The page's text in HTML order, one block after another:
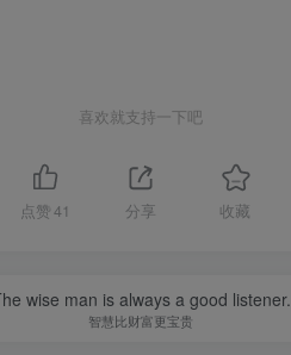
喜欢就支持一下吧
点赞 41 分享 收藏
wise man is always a good listener.
智慧比财富更宝贵